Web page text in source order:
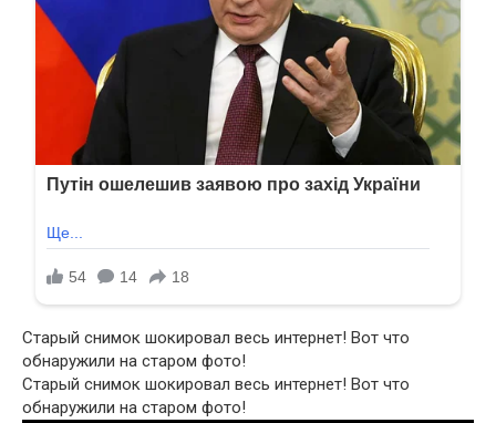
Старый снимок шокировал весь интернет! Вот что
обнаружили на старом фото!
Старый снимок шокировал весь интернет! Вот что
обнаружили на старом фото!